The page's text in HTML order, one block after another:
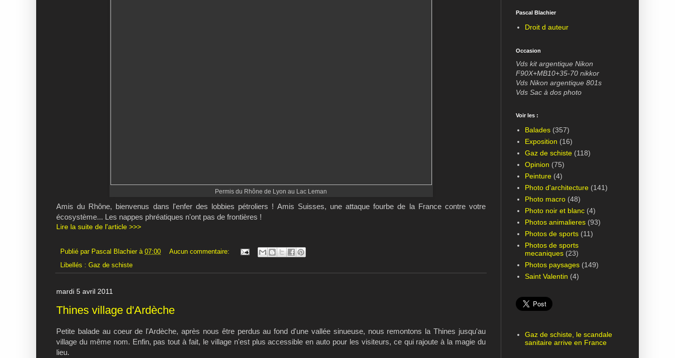
Permis du Rhône de Lyon au Lac Leman
Amis du Rhône, bienvenus dans l'enfer des lobbies pétroliers ! Amis Suisses, une attaque fourbe de la France contre votre
écosystème... Les nappes phréatiques n'ont pas de frontières !
Lire la suite de l'article >>>
Publié par Pascal Blachier à 07:00
Aucun commentaire:
Libellés : Gaz de schiste
mardi 5 avril 2011
Thines village d'Ardèche
Petite balade au coeur de l'Ardèche, après nous être perdus au fond d'une vallée sinueuse, nous remontons la Thines jusqu'au
village du même nom. Enfin, pas tout à fait, le village n'est plus accessible en auto pour les visiteurs, ce qui rajoute à la magie du
lieu.
Pascal Blachier
Droit d auteur
Occasion
Vds kit argentique Nikon
F90X+MB10+35-70 nikkor
Vds Nikon argentique 801s
Vds Sac à dos photo
Voir les :
Balades (357)
Exposition (16)
Gaz de schiste (118)
Opinion (75)
Peinture (4)
Photo d'architecture (141)
Photo macro (48)
Photo noir et blanc (4)
Photos animalieres (93)
Photos de sports (11)
Photos de sports
mecaniques (23)
Photos paysages (149)
Saint Valentin (4)
Gaz de schiste, le scandale
sanitaire arrive en France